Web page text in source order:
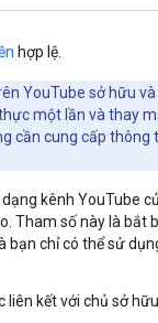
hợp lệ.
YouTube sở hữu
một lần và thay
cần cung cấp thông
kênh YouTube
Tham số này là bắt
bạn chỉ có thể sử
kết với chủ sở